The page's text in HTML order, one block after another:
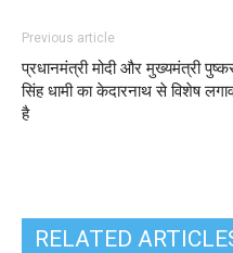
Previous article
प्रधानमंत्री मोदी और मुख्यमंत्री
सिंह धामी का केदारनाथ से विशेष
है
RELATED